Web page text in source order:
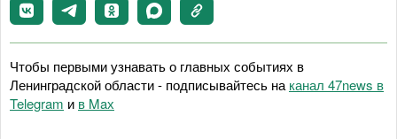
Чтобы первыми узнавать о главных событиях в
Ленинградской области - подписывайтесь на канал 47news в
Telegram и в Maх